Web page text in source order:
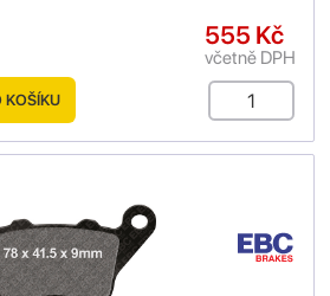
555 Kč
včetně DPH
KOŠÍKU